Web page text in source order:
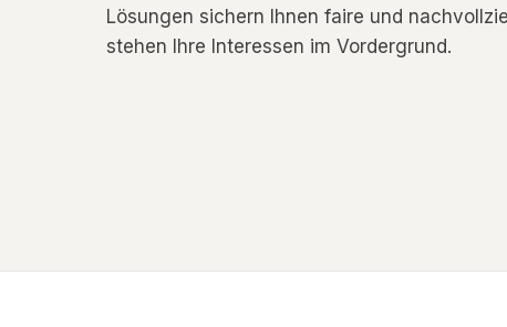
Lösungen sichern Ihnen faire und
stehen Ihre Interessen im Vordergrund.